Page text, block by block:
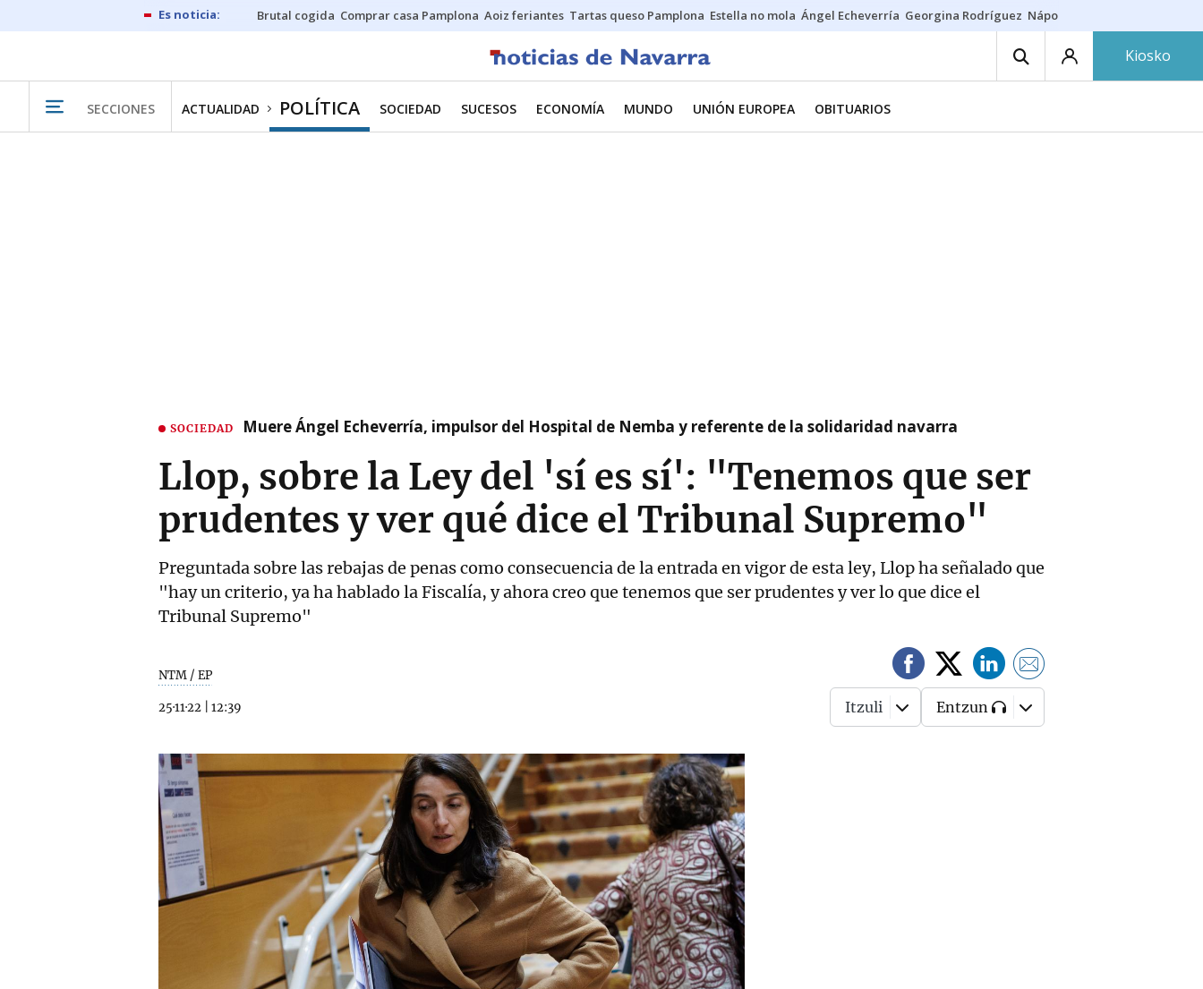
Brutal cogida Comprar casa Pamplona Aoiz feriantes Tartas queso Pamplona Estella no mola Ángel Echeverría Georgina Rodríguez Nápoles - Osasuna
Kiosko
SECCIONES ACTUALIDAD POLÍTICA SOCIEDAD SUCESOS ECONOMÍA MUNDO UNIÓN EUROPEA OBITUARIOS
SOCIEDAD Muere Ángel Echeverría, impulsor del Hospital de Nemba y referente de la solidaridad navarra
Llop, sobre la Ley del 'sí es sí': "Tenemos que ser
prudentes y ver qué dice el Tribunal Supremo"
Preguntada sobre las rebajas de penas como consecuencia de la entrada en vigor de esta ley, Llop ha señalado que
"hay un criterio, ya ha hablado la Fiscalía, y ahora creo que tenemos que ser prudentes y ver lo que dice el
Tribunal Supremo"
NTM / EP
25·11·22 12:39 Itzuli Entzun